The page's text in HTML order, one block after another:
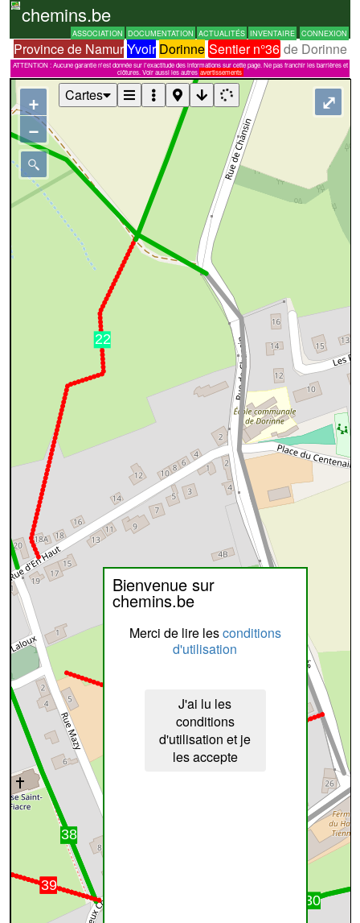
chemins.be
ASSOCIATION DOCUMENTATION ACTUALITÉS INVENTAIRE CONNEXION
Province de NamurYvoir Dorinne Sentier n°36 de Dorinne
ATTENTION : Aucune garantie n'est donnée sur l'exactitude des informations sur cette page. Ne pas franchir les barrières et
clôtures. Voir aussi les autres avertissements
Bienvenue sur
chemins.be
Merci de lire lesconditions
d'utilisation
J'ai lu les
conditions
d'utilisation et je
les accepte
+
−
⤢
Cartes